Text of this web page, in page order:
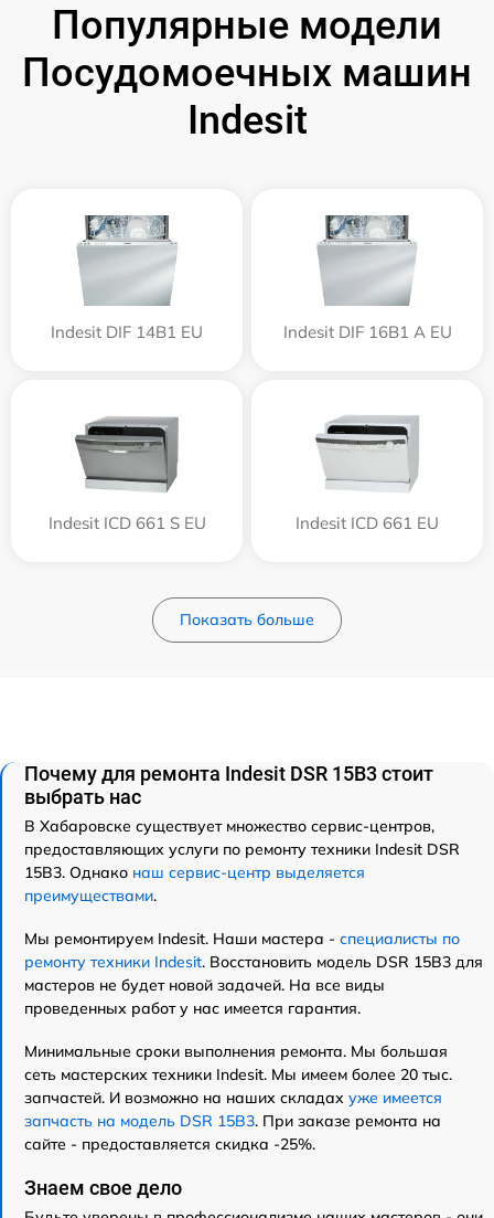
Популярные модели
Посудомоечных машин
Indesit
Indesit DIF 14B1 EU Indesit DIF 16B1 A EU
Indesit ICD 661 S EU Indesit ICD 661 EU
Показать больше
Почему для ремонта Indesit DSR 15B3 стоит
выбрать нас
В Хабаровске существует множество сервис-центров,
предоставляющих услуги по ремонту техники Indesit DSR
15B3. Однако наш сервис-центр выделяется
преимуществами.
Мы ремонтируем Indesit. Наши мастера - специалисты по
ремонту техники Indesit. Восстановить модель DSR 15B3 для
мастеров не будет новой задачей. На все виды
проведенных работ у нас имеется гарантия.
Минимальные сроки выполнения ремонта. Мы большая
сеть мастерских техники Indesit. Мы имеем более 20 тыс.
запчастей. И возможно на наших складах уже имеется
запчасть на модель DSR 15B3. При заказе ремонта на
сайте - предоставляется скидка -25%.
Знаем свое дело